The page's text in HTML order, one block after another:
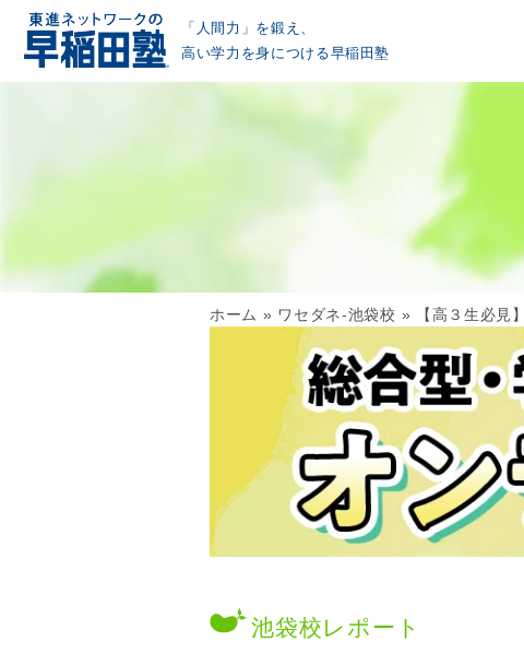
「人間力」を鍛え、
高い学力を身につける早稲田塾
ホーム » ワセダネ-池袋校 » 【高３生必見
池袋校レポート